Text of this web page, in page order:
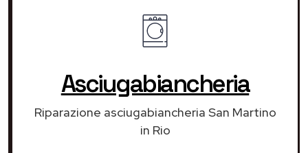
Asciugabiancheria
Riparazione asciugabiancheria San Martino
in Rio